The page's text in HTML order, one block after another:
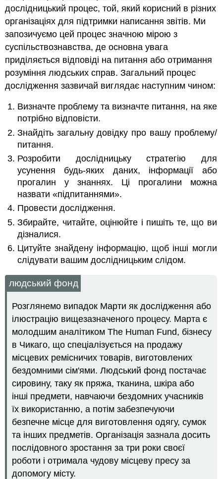
дослідницький процес, той, який корисний в різних
організаціях для підтримки написання звітів. Ми
запозичуємо цей процес значною мірою з
суспільствознавства, де основна увага
приділяється відповіді на питання або отримання
розуміння людських справ. Загальний процес
дослідження зазвичай виглядає наступним чином:
Визначте проблему та визначте питання, на яке
потрібно відповісти.
Знайдіть загальну довідку про вашу проблему/
питання.
Розробити дослідницьку стратегію для
усунення будь-яких даних, інформації або
прогалин у знаннях. Ці прогалини можна
назвати «підпитаннями».
Провести дослідження.
Збирайте, читайте, оцінюйте і пишіть те, що ви
дізналися.
Цитуйте знайдену інформацію, щоб інші могли
слідувати вашим дослідницьким слідом.
людський фонд
Розглянемо випадок Марти як дослідження або
ілюстрацію вищезазначеного процесу. Марта є
молодшим аналітиком The Human Fund, бізнесу
в Чикаго, що спеціалізується на продажу
місцевих ремісничих товарів, виготовлених
бездомними сім'ями. Людський фонд постачає
сировину, таку як пряжа, тканина, шкіра або
інші предмети, навчаючи бездомних учасників
їх використанню, а потім забезпечуючи
безпечне місце для виготовлення одягу, сумок
та інших предметів. Організація зазнала досить
послідовного зростання за три роки своєї
роботи і отримала чудову місцеву пресу за
допомогу місту.